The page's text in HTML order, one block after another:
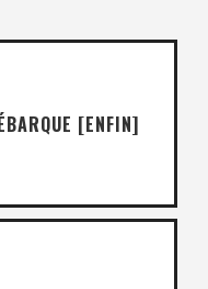
[ENFIN]